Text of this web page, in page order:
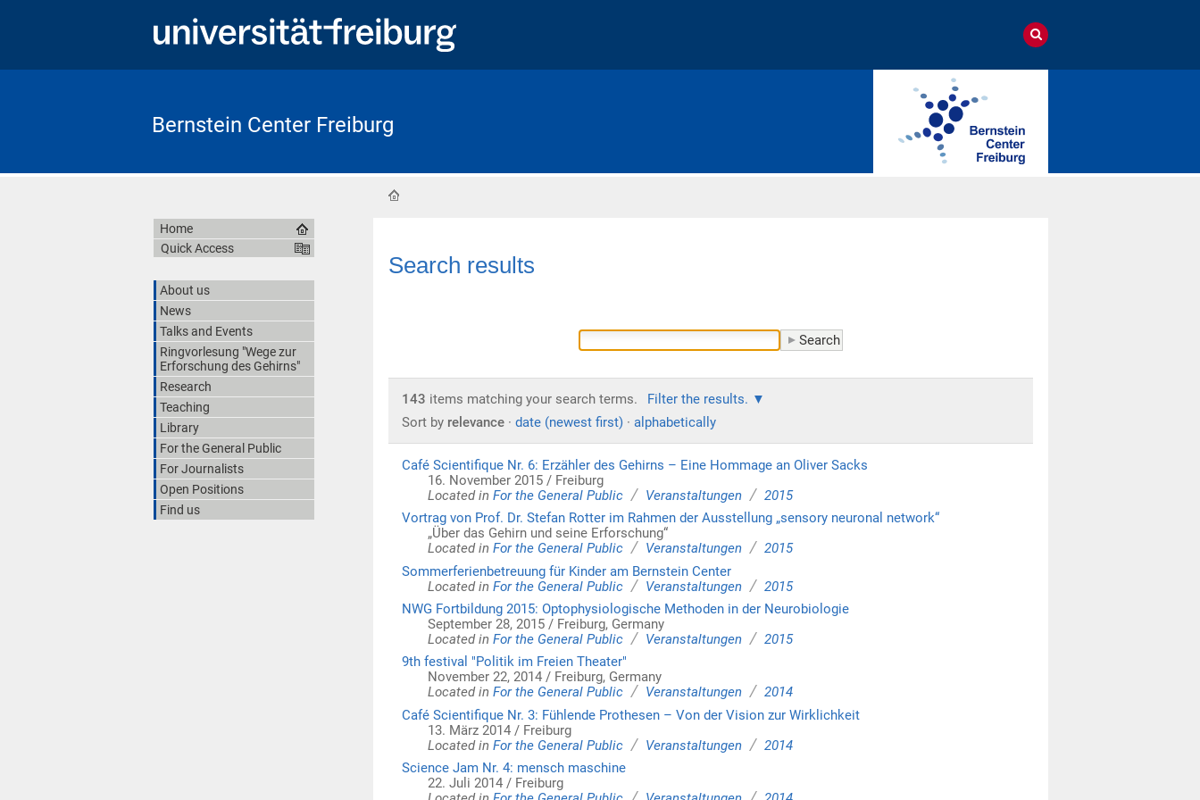
Bernstein Center Freiburg
Search results
143 items matching your search terms.
Filter the results.
Sort by relevance · date (newest first) · alphabetically
Café Scientifique Nr. 6: Erzähler des Gehirns – Eine Hommage an Oliver Sacks
16. November 2015 / Freiburg
Located inFor the General Public / Veranstaltungen / 2015
Vortrag von Prof. Dr. Stefan Rotter im Rahmen der Ausstellung „sensory neuronal network“
„Über das Gehirn und seine Erforschung“
Located inFor the General Public / Veranstaltungen / 2015
Sommerferienbetreuung für Kinder am Bernstein Center
Located inFor the General Public / Veranstaltungen / 2015
NWG Fortbildung 2015: Optophysiologische Methoden in der Neurobiologie
September 28, 2015 / Freiburg, Germany
Located inFor the General Public / Veranstaltungen / 2015
9th festival "Politik im Freien Theater"
November 22, 2014 / Freiburg, Germany
Located inFor the General Public / Veranstaltungen / 2014
Café Scientifique Nr. 3: Fühlende Prothesen – Von der Vision zur Wirklichkeit
13. März 2014 / Freiburg
Located inFor the General Public / Veranstaltungen / 2014
Science Jam Nr. 4: mensch maschine
22. Juli 2014 / Freiburg
Home
Quick Access
About us
News
Talks and Events
Ringvorlesung "Wege zur
Erforschung des Gehirns"
Research
Teaching
Library
For the General Public
For Journalists
Open Positions
Find us